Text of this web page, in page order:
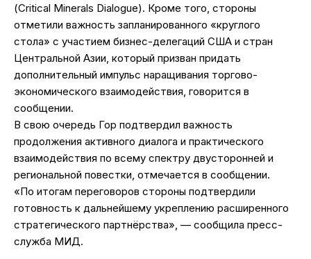
(Critical Minerals Dialogue). Кроме того, стороны
отметили важность запланированного «круглого
стола» с участием бизнес-делегаций США и стран
Центральной Азии, который призван придать
дополнительный импульс наращивания торгово-
экономического взаимодействия, говорится в
сообщении.
В свою очередь Гор подтвердил важность
продолжения активного диалога и практического
взаимодействия по всему спектру двусторонней и
региональной повестки, отмечается в сообщении.
«По итогам переговоров стороны подтвердили
готовность к дальнейшему укреплению расширенного
стратегического партнёрства», — сообщила пресс-
служба МИД.